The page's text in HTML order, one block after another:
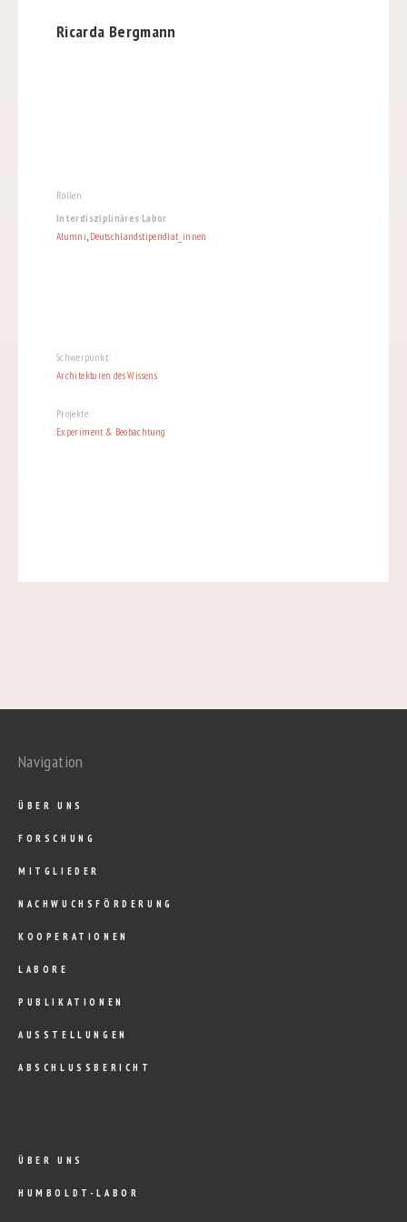
Ricarda Bergmann
Rollen:
Interdisziplinäres Labor
Alumni, Deutschlandstipendiat_innen
Schwerpunkt:
Architekturen des Wissens
Projekte:
Experiment & Beobachtung
Navigation
ÜBER UNS
FORSCHUNG
MITGLIEDER
NACHWUCHSFÖRDERUNG
KOOPERATIONEN
LABORE
PUBLIKATIONEN
AUSSTELLUNGEN
ABSCHLUSSBERICHT
ÜBER UNS
HUMBOLDT-LABOR